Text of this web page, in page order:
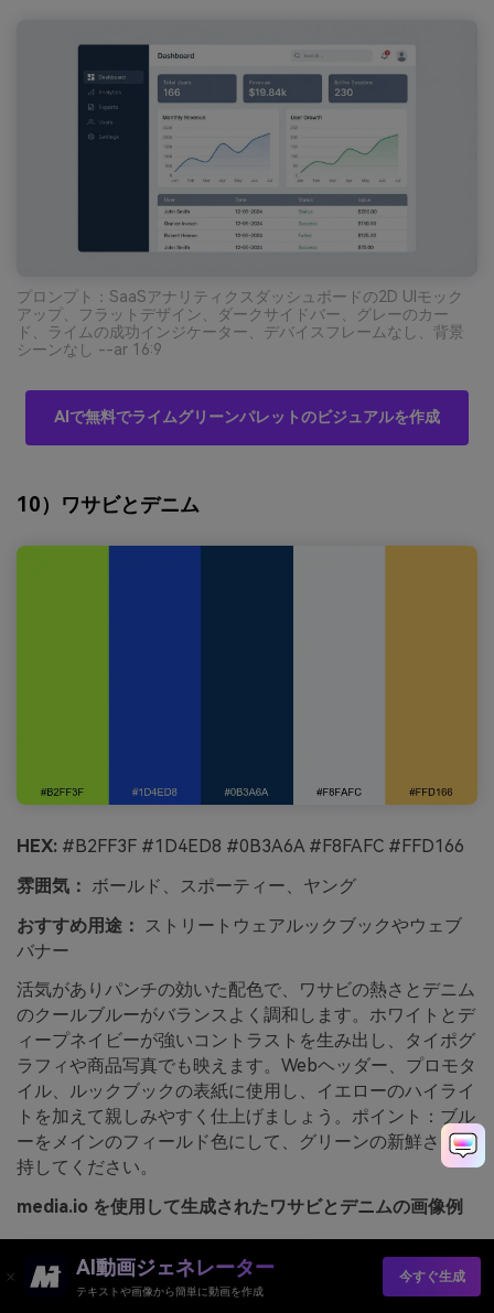
プロンプト：SaaSアナリティクスダッシュボードの2D UIモック
アップ、フラットデザイン、ダークサイドバー、グレーのカー
ド、ライムの成功インジケーター、デバイスフレームなし、背景
シーンなし --ar 16:9
AIで無料でライムグリーンパレットのビジュアルを作成
10）ワサビとデニム
HEX: #B2FF3F #1D4ED8 #0B3A6A #F8FAFC #FFD166
雰囲気： ボールド、スポーティー、ヤング
おすすめ用途：
ストリートウェアルックブックやウェブ
バナー
活気がありパンチの効いた配色で、ワサビの熱さとデニム
のクールブルーがバランスよく調和します。ホワイトとデ
ィープネイビーが強いコントラストを生み出し、タイポグ
ラフィや商品写真でも映えます。Webヘッダー、プロモタ
イル、ルックブックの表紙に使用し、イエローのハイライ
トを加えて親しみやすく仕上げましょう。ポイント：ブル
ーをメインのフィールド色にして、グリーンの新鮮さを維
持してください。
media.io を使用して生成されたワサビとデニムの画像例
AI動画ジェネレーター
テキストや画像から簡単に動画を作成
今すぐ生成